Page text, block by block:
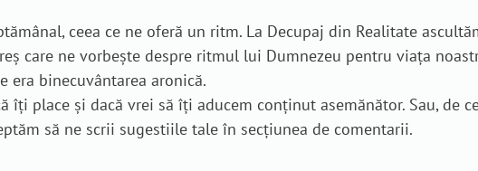
ceea ce ne oferă un ritm. La Decupaj din Realitate
care ne vorbește despre ritmul lui Dumnezeu pentru viața
era binecuvântarea aronică.
îți place și dacă vrei să îți aducem conținut asemănător. Sau, de
să ne scrii sugestiile tale în secțiunea de comentarii.